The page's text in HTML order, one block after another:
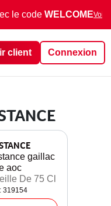
le code WELCOMEVoir
client Connexion
gaillac
aoc
De 75 Cl
319154